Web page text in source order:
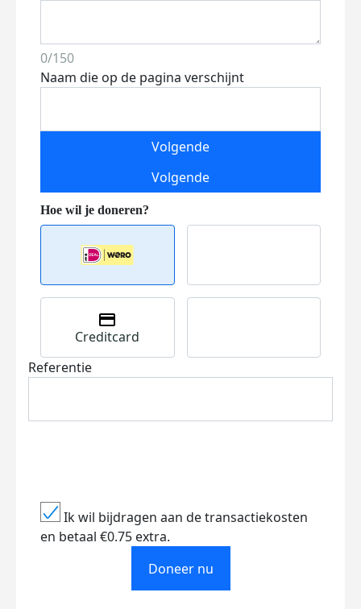
0/150
Naam die op de pagina verschijnt
Volgende
Volgende
Creditcard
Referentie
Ik wil bijdragen aan de transactiekosten
en betaal €0.75 extra.
Doneer nu